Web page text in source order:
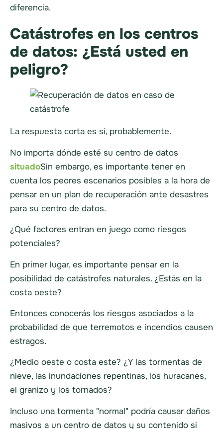
diferencia.
Catástrofes en los centros
de datos: ¿Está usted en
peligro?
La respuesta corta es sí, probablemente.
No importa dónde esté su centro de datos
situadoSin embargo, es importante tener en
cuenta los peores escenarios posibles a la hora de
pensar en un plan de recuperación ante desastres
para su centro de datos.
¿Qué factores entran en juego como riesgos
potenciales?
En primer lugar, es importante pensar en la
posibilidad de catástrofes naturales. ¿Estás en la
costa oeste?
Entonces conocerás los riesgos asociados a la
probabilidad de que terremotos e incendios causen
estragos.
¿Medio oeste o costa este? ¿Y las tormentas de
nieve, las inundaciones repentinas, los huracanes,
el granizo y los tornados?
Incluso una tormenta "normal" podría causar daños
masivos a un centro de datos y su contenido si